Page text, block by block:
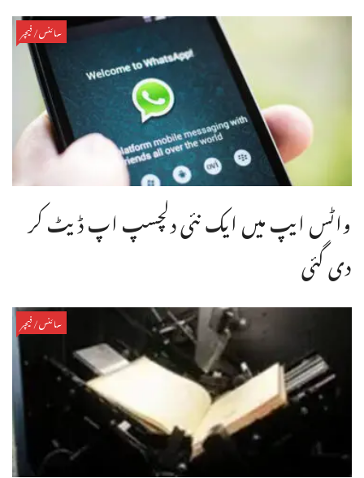
سائنس/فیچر
واٹس ایپ میں ایک نئی دلچسپ اپ ڈیٹ کر
دی گئی
سائنس/فیچر